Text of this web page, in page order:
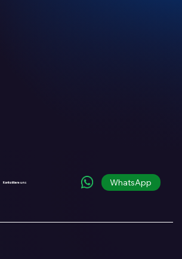
Kontaktiere uns WhatsApp